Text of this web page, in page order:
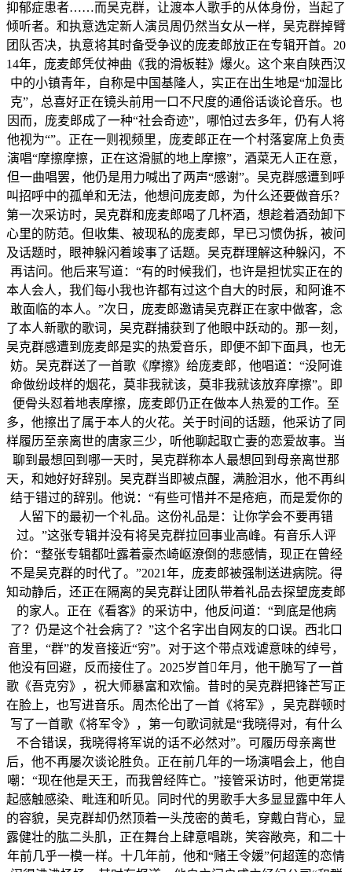
抑郁症患者……而吴克群，让渡本人歌手的从体身份，当起了
倾听者。和执意选定新人演员周仍然当女从一样，吴克群掉臂
团队否决，执意将其时备受争议的庞麦郎放正在专辑开首。20
14年，庞麦郎凭仗神曲《我的滑板鞋》爆火。这个来自陕西汉
中的小镇青年，自称是中国基隆人，实正在出生地是“加湿比
克”，总喜好正在镜头前用一口不尺度的通俗话谈论音乐。也
因而，庞麦郎成了一种“社会奇迹”，哪怕过去多年，仍有人将
他视为“”。正在一则视频里，庞麦郎正在一个村落宴席上负责
演唱“摩擦摩擦，正在这滑腻的地上摩擦”，酒菜无人正在意，
但一曲唱罢，他仍是用力喊出了两声“感谢”。吴克群感遭到呼
叫招呼中的孤单和无法，他想问庞麦郎，为什么还要做音乐？
第一次采访时，吴克群和庞麦郎喝了几杯酒，想趁着酒劲卸下
心里的防范。但收集、被现私的庞麦郎，早已习惯伪拆，被问
及话题时，眼神躲闪着竣事了话题。吴克群理解这种躲闪，不
再诘问。他后来写道：“有的时候我们，也许是担忧实正在的
本人会人，我们每小我也许都有过这个自大的时辰，和阿谁不
敢面临的本人。”次日，庞麦郎邀请吴克群正在家中做客，念
了本人新歌的歌词，吴克群捕获到了他眼中跃动的。那一刻，
吴克群感遭到庞麦郎是实的热爱音乐，即便不卸下面具，也无
妨。吴克群送了一首歌《摩擦》给庞麦郎，他唱道：“没阿谁
命做纷歧样的烟花，莫非我就该，莫非我就该放弃摩擦”。即
便骨头怼着地表摩擦，庞麦郎仍正在做本人热爱的工作。至
多，他擦出了属于本人的火花。关于时间的话题，他采访了同
样履历至亲离世的唐家三少，听他聊起取亡妻的恋爱故事。当
聊到最想回到哪一天时，吴克群称本人最想回到母亲离世那
天，和她好好辞别。吴克群当即被点醒，满脸泪水，他不再纠
结于错过的辞别。他说：“有些可惜并不是疮疤，而是爱你的
人留下的最初一个礼品。这份礼品是：让你学会不要再错
过。”这张专辑并没有将吴克群拉回事业高峰。有音乐人评
价：“整张专辑都吐露着豪杰崎岖潦倒的悲感情，现正在曾经
不是吴克群的时代了。”2021年，庞麦郎被强制送进病院。得
知动静后，还正在隔离的吴克群让团队带着礼品去探望庞麦郎
的家人。正在《看客》的采访中，他反问道：“到底是他病
了？仍是这个社会病了？”这个名字出自网友的口误。西北口
音里，“群”的发音接近“穷”。对于这个带点戏谑意味的绰号，
他没有回避，反而接住了。2025岁首年月，他干脆写了一首
歌《吾克穷》，祝大师暴富和欢愉。昔时的吴克群把锋芒写正
在脸上，也写进音乐。周杰伦出了一首《将军》，吴克群顿时
写了一首歌《将军令》，第一句歌词就是“我晓得对，有什么
不合错误，我晓得将军说的话不必然对”。可履历母亲离世
后，他不再屡次谈论胜负。正在前几年的一场演唱会上，他自
嘲：“现在他是天王，而我曾经阵亡。”接管采访时，他更常提
起感触感染、毗连和听见。同时代的男歌手大多显显露中年人
的容貌，吴克群却仍然顶着一头茂密的黄毛，穿戴白背心，显
露健壮的肱二头肌，正在舞台上肆意唱跳，笑容敞亮，和二十
年前几乎一模一样。十几年前，他和“赌王令媛”何超莲的恋情